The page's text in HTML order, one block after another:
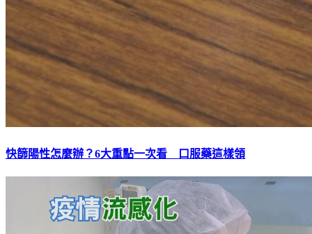
快篩陽性怎麼辦？6大重點一次看 口服藥這樣領